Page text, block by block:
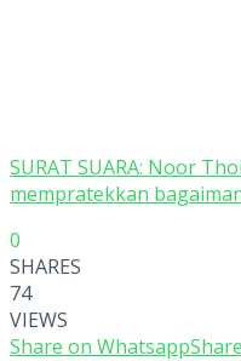
SURAT SUARA: Noor
mempratekkan
0
SHARES
74
VIEWS
Share on Whatsapp